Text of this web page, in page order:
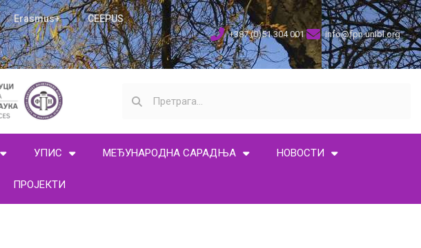
Erasmus+ CEEPUS
+387 (0)51 304 001 info@fpn.unibl.org
УПИС МЕЂУНАРОДНА САРАДЊА НОВОСТИ
ПРОЈЕКТИ